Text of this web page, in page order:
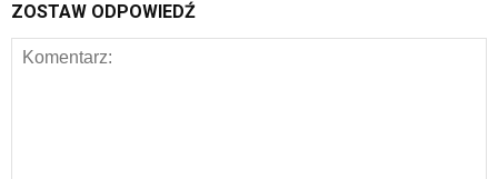
ZOSTAW ODPOWIEDŹ